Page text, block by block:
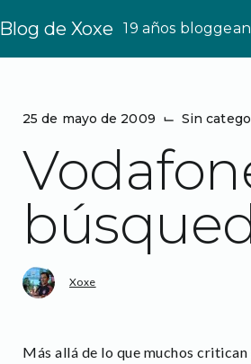
Blog de Xoxe 19 años
25 de mayo de 2009 ⌙ Sin
Xoxe
Más allá de lo que muchos